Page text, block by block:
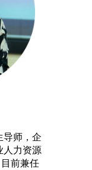
导师，企
人力资源
前兼任